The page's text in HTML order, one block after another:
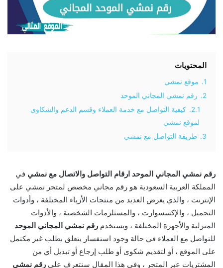
المحتويات
1.
موقع نمشي
2.
رقم نمشي المجاني الموحد
2.1.
كيفية التواصل مع خدمة العملاء وقسم الدعم والشكاوى
لموقع نمشي
3.
طريقة التواصل مع نمشي
رقم نمشي المجاني الموحد ارقام التواصل والاتصال مع نمشي في
المملكة العربية السعودية هو رقم مجاني مخصص لمتجر نمشي على
الإنترنت ، والذي يعرض العديد من منتجات الأزياء المختلفة ، وأدوات
التجميل ، والإكسسوارت ، والمستلزمات الشخصية ، والأدوات
المنزلية والأجهزة المختلفة ، ويستخدم رقم نمشي المجاني الموحد
للتواصل مع العملاء في حالة وجود استفسار يتعلق بطلب غير مكتمل
على الموقع ، أو لتقديم شكوى أو طلب إرجاع أو تبديل أي من
المشتريات عبر المتجر ، وفي هذا المقال سنتعرف على رقم نمشي